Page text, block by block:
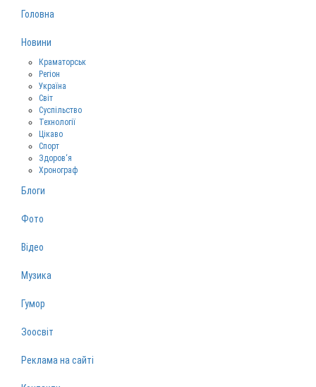
Головна
Новини
Краматорськ
Регіон
Україна
Світ
Суспільство
Технології
Цікаво
Спорт
Здоров‘я
Хронограф
Блоги
Фото
Відео
Музика
Гумор
Зоосвіт
Реклама на сайті